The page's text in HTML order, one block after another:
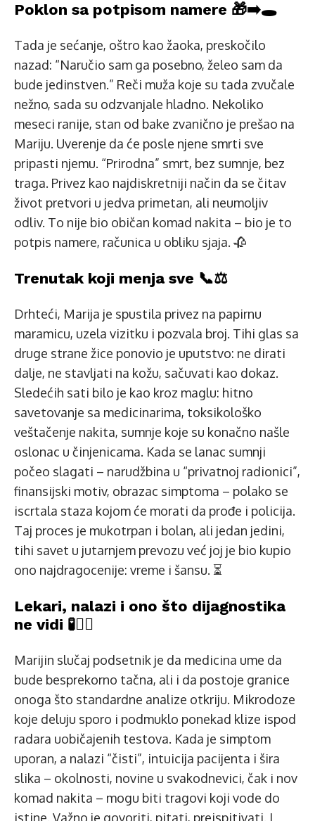
Poklon sa potpisom namere 🎁➡️🕳️
Tada je sećanje, oštro kao žaoka, preskočilo
nazad: “Naručio sam ga posebno, želeo sam da
bude jedinstven.” Reči muža koje su tada zvučale
nežno, sada su odzvanjale hladno. Nekoliko
meseci ranije, stan od bake zvanično je prešao na
Mariju. Uverenje da će posle njene smrti sve
pripasti njemu. “Prirodna” smrt, bez sumnje, bez
traga. Privez kao najdiskretniji način da se čitav
život pretvori u jedva primetan, ali neumoljiv
odliv. To nije bio običan komad nakita – bio je to
potpis namere, računica u obliku sjaja. 🥀
Trenutak koji menja sve 📞⚖️
Drhteći, Marija je spustila privez na papirnu
maramicu, uzela vizitku i pozvala broj. Tihi glas sa
druge strane žice ponovio je uputstvo: ne dirati
dalje, ne stavljati na kožu, sačuvati kao dokaz.
Sledećih sati bilo je kao kroz maglu: hitno
savetovanje sa medicinarima, toksikološko
veštačenje nakita, sumnje koje su konačno našle
oslonac u činjenicama. Kada se lanac sumnji
počeo slagati – narudžbina u “privatnoj radionici”,
finansijski motiv, obrazac simptoma – polako se
iscrtala staza kojom će morati da prođe i policija.
Taj proces je mukotrpan i bolan, ali jedan jedini,
tihi savet u jutarnjem prevozu već joj je bio kupio
ono najdragocenije: vreme i šansu. ⏳
Lekari, nalazi i ono što dijagnostika
ne vidi 🧪👩‍⚕️
Marijin slučaj podsetnik je da medicina ume da
bude besprekorno tačna, ali i da postoje granice
onoga što standardne analize otkriju. Mikrodoze
koje deluju sporo i podmuklo ponekad klize ispod
radara uobičajenih testova. Kada je simptom
uporan, a nalazi “čisti”, intuicija pacijenta i šira
slika – okolnosti, novine u svakodnevici, čak i nov
komad nakita – mogu biti tragovi koji vode do
istine. Važno je govoriti, pitati, preispitivati. I